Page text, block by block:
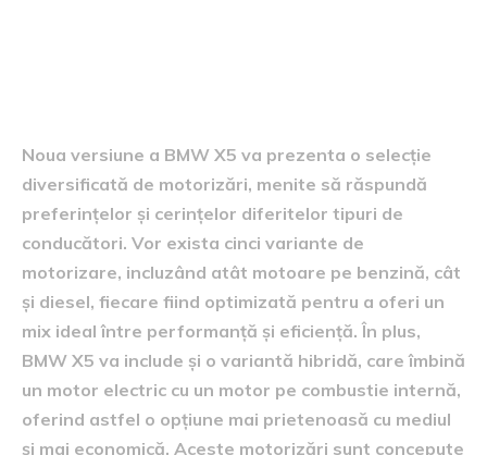
Noua versiune a BMW X5 va prezenta o selecție
diversificată de motorizări, menite să răspundă
preferințelor și cerințelor diferitelor tipuri de
conducători. Vor exista cinci variante de
motorizare, incluzând atât motoare pe benzină, cât
și diesel, fiecare fiind optimizată pentru a oferi un
mix ideal între performanță și eficiență. În plus,
BMW X5 va include și o variantă hibridă, care îmbină
un motor electric cu un motor pe combustie internă,
oferind astfel o opțiune mai prietenoasă cu mediul
și mai economică. Aceste motorizări sunt concepute